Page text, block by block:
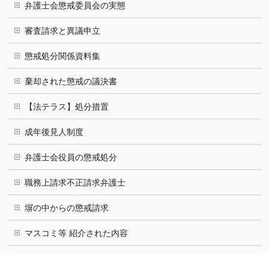
弁護士会懲戒委員会の実態
審査請求と異議申立
懲戒処分関係資料集
棄却された懲戒の議決書
【法テラス】処分措置
成年後見人制度
弁護士会役員の懲戒処分
職務上請求不正請求弁護士
塀の中からの懲戒請求
マスコミ等 紹介された内容